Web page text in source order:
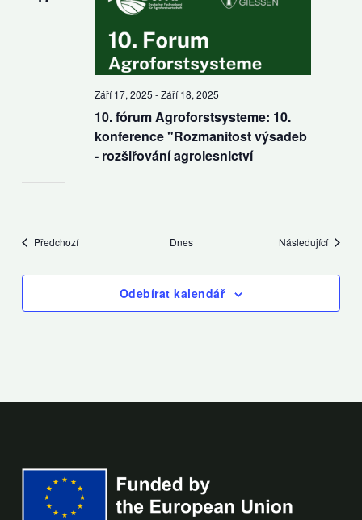
10. fórum Agroforstsysteme: 10.
konference "Rozmanitost výsadeb
- rozšiřování agrolesnictví
Září 17, 2025 -Září 18, 2025
PředchozíAkce Dnes NásledujícíAkce
Odebírat kalendář